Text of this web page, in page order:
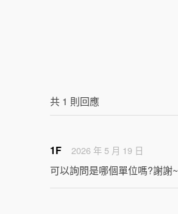
共 1 則回應
1F 2026 年 5 月 19 日
可以詢問是哪個單位嗎?謝謝~